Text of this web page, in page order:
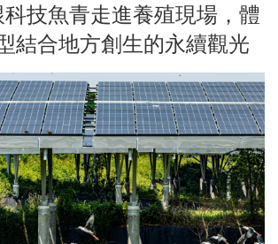
技魚青走進養殖現場，體
結合地方創生的永續觀光